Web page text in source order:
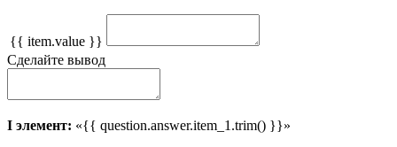
{{ item.value }}
Сделайте вывод
I элемент: «{{ question.answer.item_1.trim() }}»